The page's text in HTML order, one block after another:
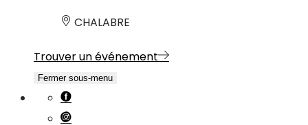
CHALABRE
Trouver un événement
Fermer sous-menu